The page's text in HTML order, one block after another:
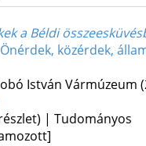
a Béldi
Önérdek, közérdek,
István Vármúzeum
| Tudományos